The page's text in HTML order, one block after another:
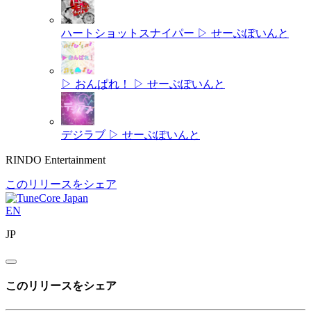
ハートショットスナイパー ▷ せーぶぽいんと
▷ おんぱれ！ ▷ せーぶぽいんと
デジラブ ▷ せーぶぽいんと
RINDO Entertainment
このリリースをシェア
EN
JP
このリリースをシェア